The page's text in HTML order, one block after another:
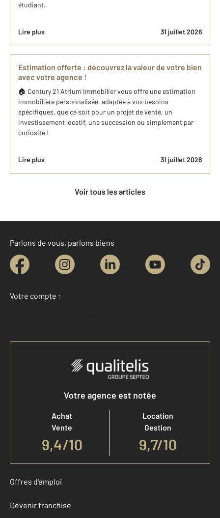
étudiant.
Lire plus 31 juillet 2026
Estimation offerte : découvrez la valeur de votre bien
avec votre agence !
🏠 Century 21 Atrium Immobilier vous offre une estimation
immobilière personnalisée, adaptée à vos besoins
spécifiques, que ce soit pour un projet de vente, un
investissement locatif, une succession ou simplement par
curiosité !
Lire plus 31 juillet 2026
Voir tous les articles
Parlons de vous, parlons biens
Votre compte :
Accéder à mon compte
Votre agence est notée
Achat
Vente
9,4/10
Location
Gestion
9,7/10
Offres d'emploi
Devenir franchisé